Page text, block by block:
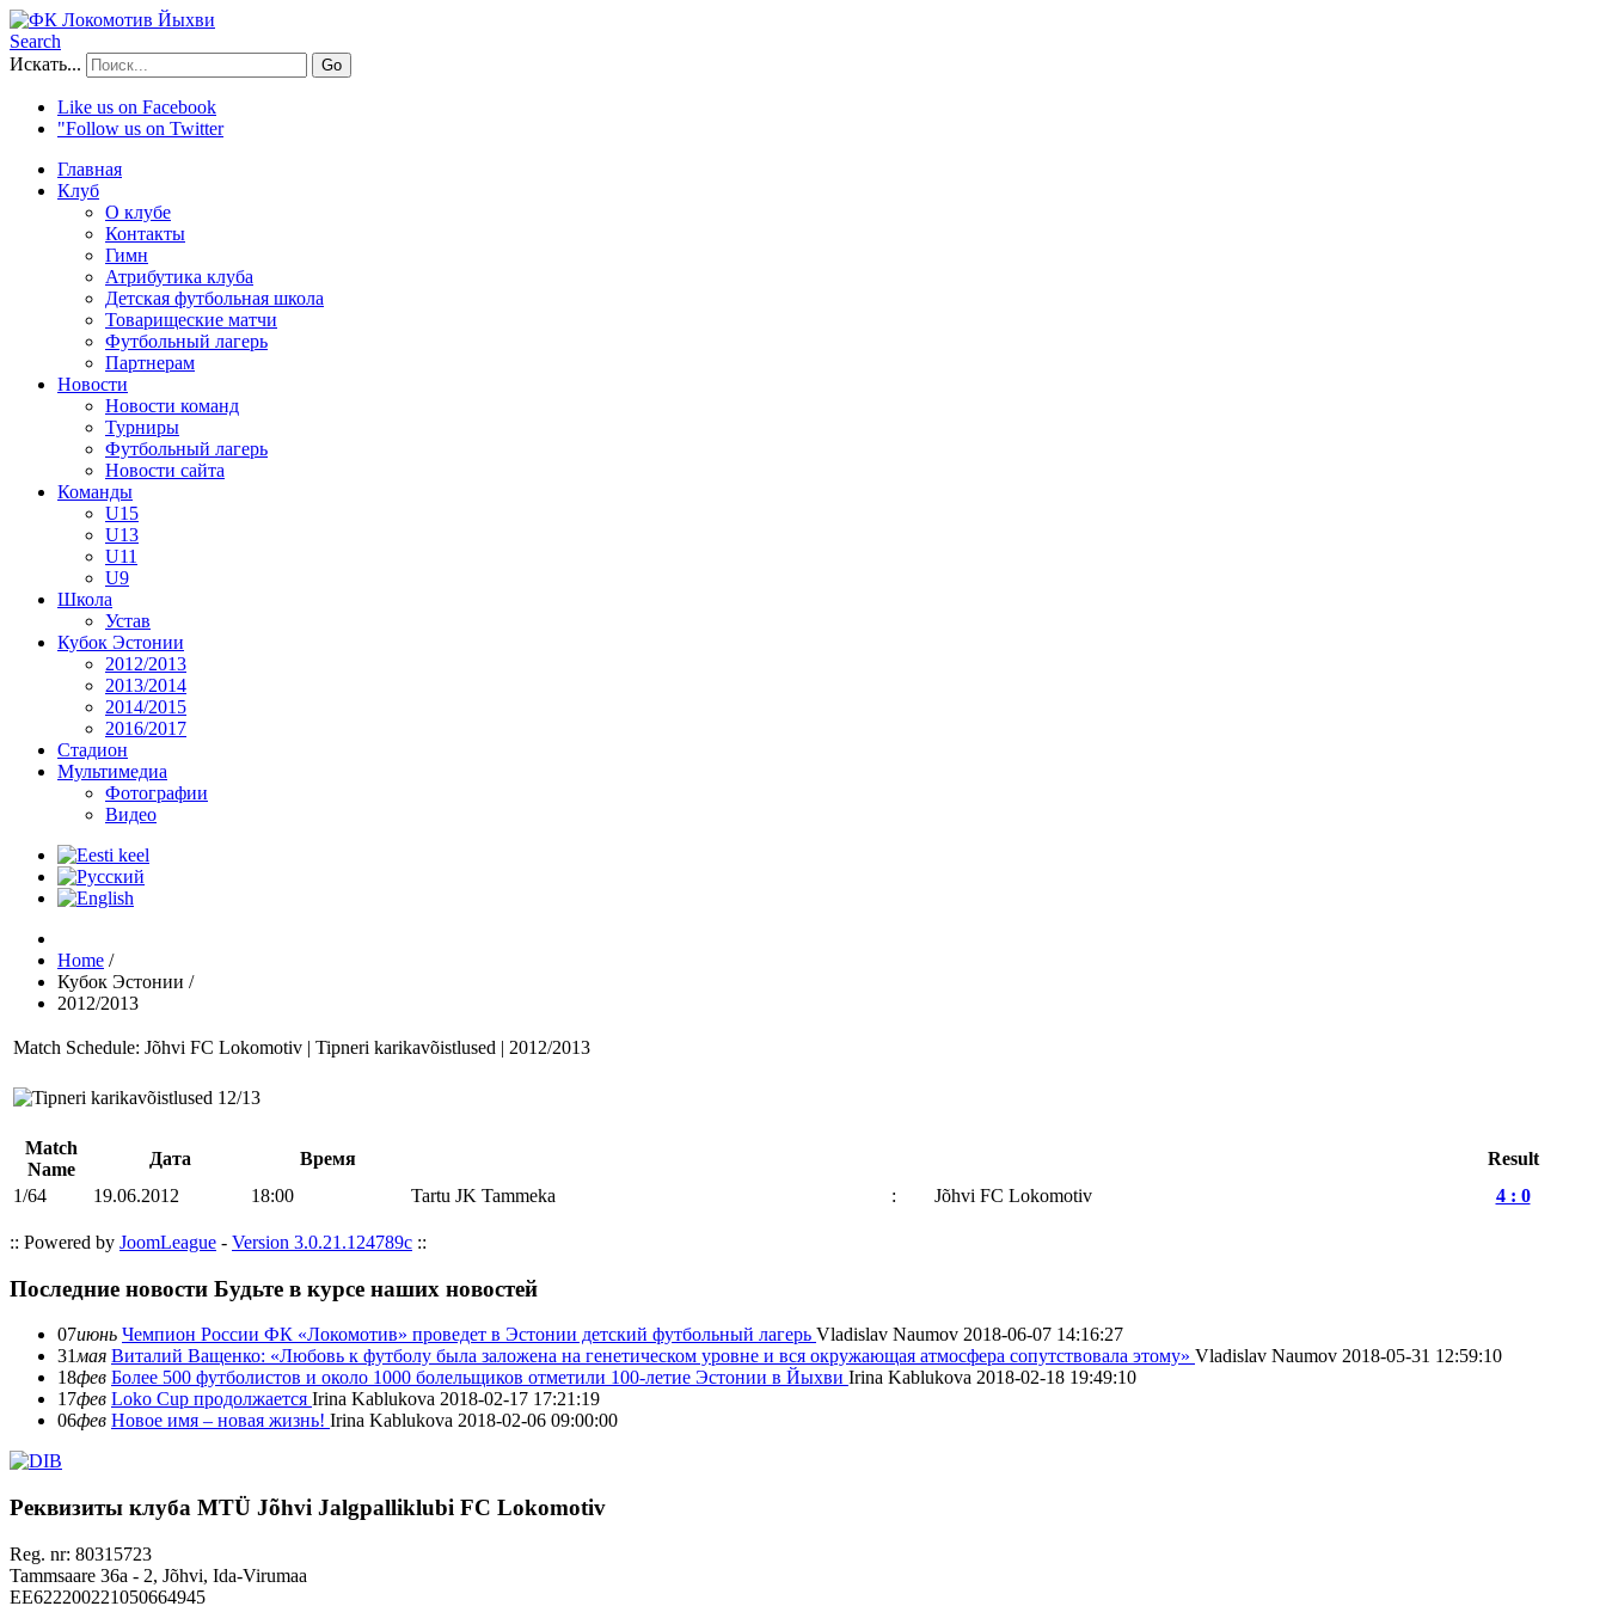
Search
Искать...
Go
Like us on Facebook
"Follow us on Twitter
Главная
Клуб
О клубе
Контакты
Гимн
Атрибутика клуба
Детская футбольная школа
Товарищеские матчи
Футбольный лагерь
Партнерам
Новости
Новости команд
Турниры
Футбольный лагерь
Новости сайта
Команды
U15
U13
U11
U9
Школа
Устав
Кубок Эстонии
2012/2013
2013/2014
2014/2015
2016/2017
Стадион
Мультимедиа
Фотографии
Видео
Home /
Кубок Эстонии /
2012/2013
Match Schedule: Jõhvi FC Lokomotiv | Tipneri karikavõistlused | 2012/2013
Match
Name
Дата Время
Result
1/64
19.06.2012 18:00 Tartu JK Tammeka : Jõhvi FC Lokomotiv 4 : 0
:: Powered by JoomLeague - Version 3.0.21.124789c ::
Последние новости Будьте в курсе наших новостей
07июнь Чемпион России ФК «Локомотив» проведет в Эстонии детский футбольный лагерь Vladislav Naumov 2018-06-07 14:16:27
31мая Виталий Ващенко: «Любовь к футболу была заложена на генетическом уровне и вся окружающая атмосфера сопутствовала этому» Vladislav Naumov 2018-05-31 12:59:10
18фев Более 500 футболистов и около 1000 болельщиков отметили 100-летие Эстонии в Йыхви Irina Kablukova 2018-02-18 19:49:10
17фев Loko Cup продолжается Irina Kablukova 2018-02-17 17:21:19
06фев Новое имя – новая жизнь! Irina Kablukova 2018-02-06 09:00:00
Реквизиты клуба MTÜ Jõhvi Jalgpalliklubi FC Lokomotiv
Reg. nr: 80315723
Tammsaare 36a - 2, Jõhvi, Ida-Virumaa
EE622200221050664945